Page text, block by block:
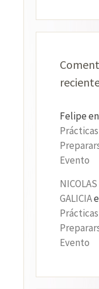
Felipeen
Evento
GALICIA
Evento